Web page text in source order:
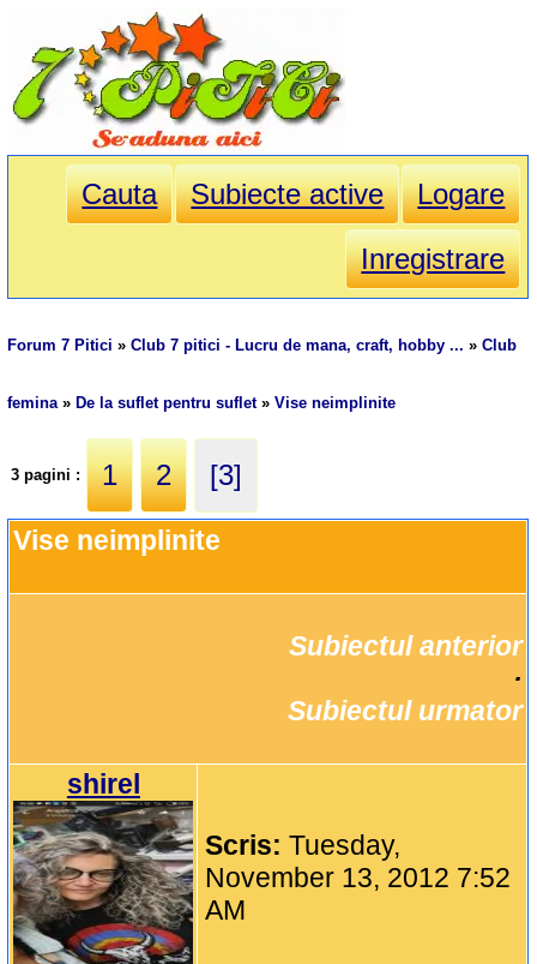
Cauta Subiecte active
Logare
Inregistrare
Forum 7 Pitici »Club 7 pitici - Lucru de mana, craft, hobby ... »Club
femina» De la suflet pentru suflet»Vise neimplinite
3 pagini : 1 2 [3]
Vise neimplinite
Subiectul anterior
Subiectul urmator
shirel
Scris:Tuesday,
November 13, 2012 7:52
AM